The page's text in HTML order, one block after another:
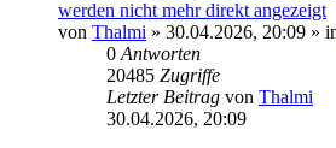
werden nicht mehr direkt angezeigt
von Thalmi » 30.04.2026, 20:09 »
0Antworten
20485 Zugriffe
Letzter Beitrag von Thalmi
30.04.2026, 20:09